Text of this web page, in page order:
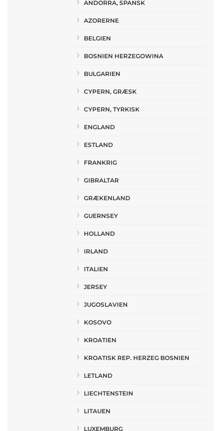
ANDORRA, SPANSK
AZORERNE
BELGIEN
BOSNIEN HERZEGOWINA
BULGARIEN
CYPERN, GRÆSK
CYPERN, TYRKISK
ENGLAND
ESTLAND
FRANKRIG
GIBRALTAR
GRÆKENLAND
GUERNSEY
HOLLAND
IRLAND
ITALIEN
JERSEY
JUGOSLAVIEN
KOSOVO
KROATIEN
KROATISK REP. HERZEG BOSNIEN
LETLAND
LIECHTENSTEIN
LITAUEN
LUXEMBURG